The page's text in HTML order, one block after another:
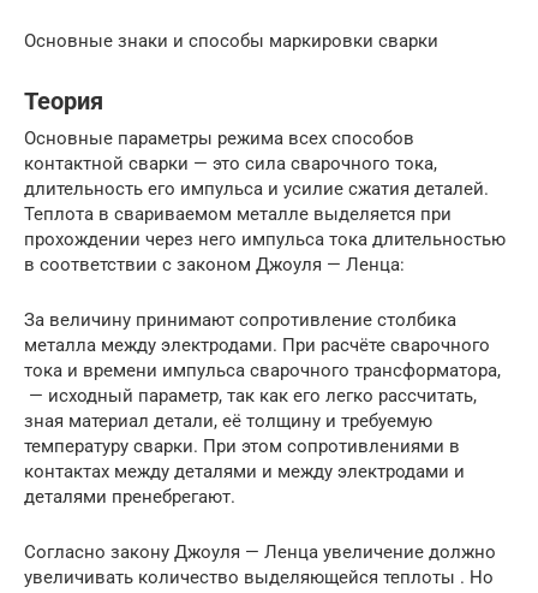
Основные знаки и способы маркировки сварки
Теория
Основные параметры режима всех способов
контактной сварки — это сила сварочного тока,
длительность его импульса и усилие сжатия деталей.
Теплота в свариваемом металле выделяется при
прохождении через него импульса тока длительностью
в соответствии с законом Джоуля — Ленца:
За величину принимают сопротивление столбика
металла между электродами. При расчёте сварочного
тока и времени импульса сварочного трансформатора,
— исходный параметр, так как его легко рассчитать,
зная материал детали, её толщину и требуемую
температуру сварки. При этом сопротивлениями в
контактах между деталями и между электродами и
деталями пренебрегают.
Согласно закону Джоуля — Ленца увеличение должно
увеличивать количество выделяющейся теплоты . Но